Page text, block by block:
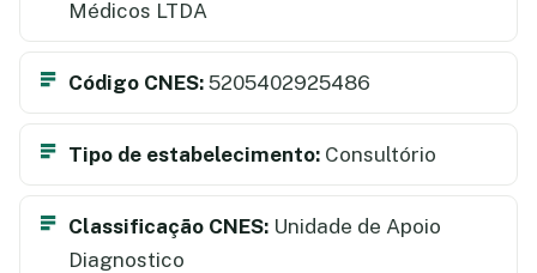
Médicos LTDA
Código CNES: 5205402925486
Tipo de estabelecimento: Consultório
Classificação CNES: Unidade de Apoio
Diagnostico